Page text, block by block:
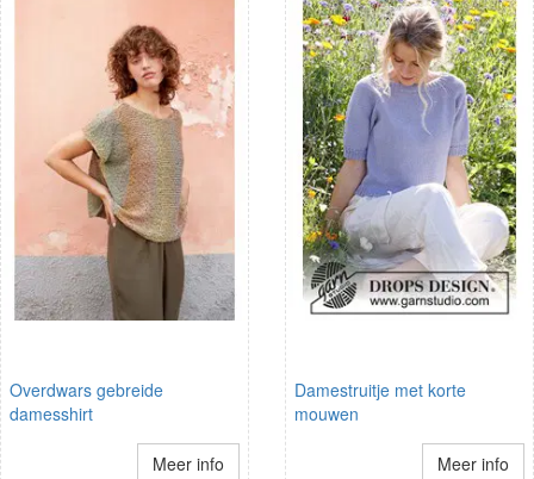
Overdwars gebreide
damesshirt
Meer info
Damestruitje met korte
mouwen
Meer info